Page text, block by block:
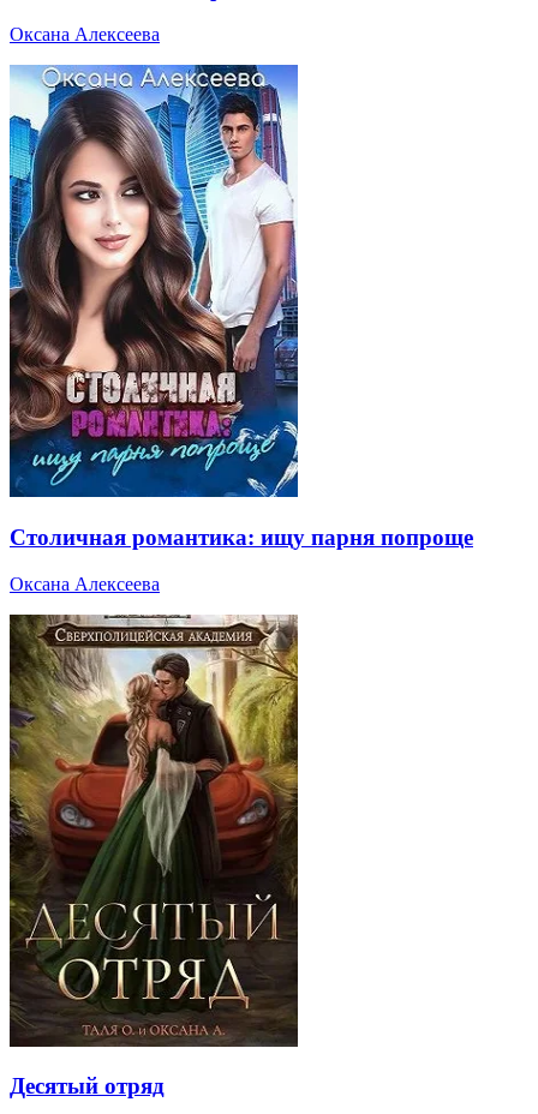
Оксана Алексеева
Столичная романтика: ищу парня попроще
Оксана Алексеева
Десятый отряд